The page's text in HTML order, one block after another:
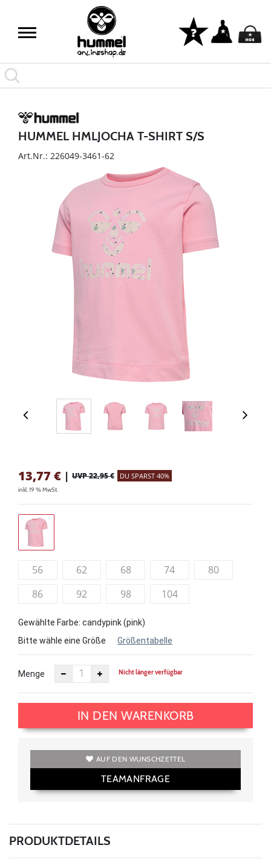
HUMMEL HMLJOCHA T-SHIRT S/S
Art.Nr.: 226049-3461-62
13,77 € | UVP 22,95 € DU SPARST 40%
inkl. 19 % MwSt.
56 62 68 74
80
86
92 98 104
Gewählte Farbe: candypink (pink)
Bitte wähle eine Größe
Größentabelle
Menge Nicht länger verfügbar
IN DEN WARENKORB
AUF DEN WUNSCHZETTEL
TEAMANFRAGE
PRODUKTDETAILS